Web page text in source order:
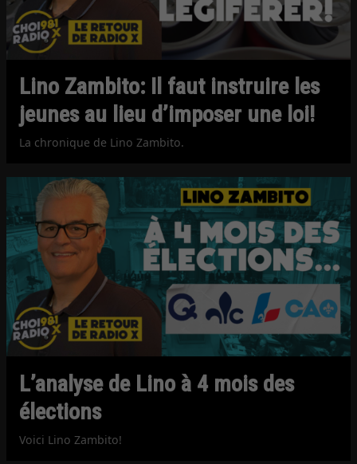
Lino Zambito: Il faut instruire les
jeunes au lieu d’imposer une loi!
La chronique de Lino Zambito.
L’analyse de Lino à 4 mois des
élections
Voici Lino Zambito!